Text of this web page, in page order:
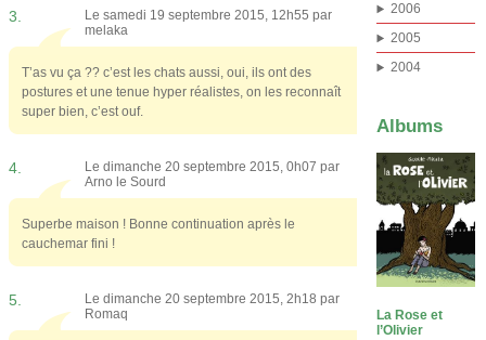
3.
Le samedi 19 septembre 2015, 12h55 par
melaka
T’as vu ça ?? c’est les chats aussi, oui, ils ont des
postures et une tenue hyper réalistes, on les reconnaît
super bien, c’est ouf.
4.
Le dimanche 20 septembre 2015, 0h07 par
Arno le Sourd
Superbe maison ! Bonne continuation après le
cauchemar fini !
5.
Le dimanche 20 septembre 2015, 2h18 par
Romaq
2006
2005
2004
Albums
La Rose et
l’Olivier